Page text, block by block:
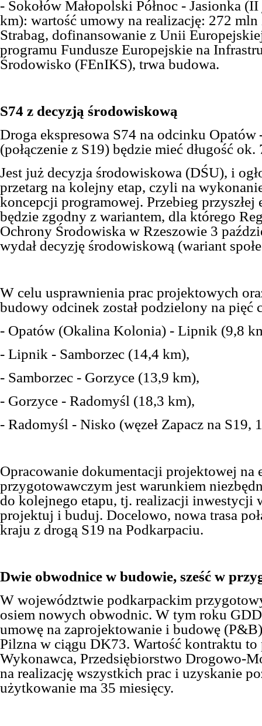
- Sokołów Małopolski Północ - Jasionka
km): wartość umowy na realizację: 272 mln
Strabag, dofinansowanie z Unii
programu Fundusze Europejskie na
Środowisko (FEnIKS), trwa budowa.
S74 z decyzją środowiskową
Droga ekspresowa S74 na odcinku Opatów
(połączenie z S19) będzie mieć długość ok.
Jest już decyzja środowiskowa (DŚU), i
przetarg na kolejny etap, czyli na
koncepcji programowej. Przebieg przyszłej
będzie zgodny z wariantem, dla którego
Ochrony Środowiska w Rzeszowie 3
wydał decyzję środowiskową (wariant
W celu usprawnienia prac projektowych
budowy odcinek został podzielony na pięć
- Opatów (Okalina Kolonia) - Lipnik (9,8
- Lipnik - Samborzec (14,4 km),
- Samborzec - Gorzyce (13,9 km),
- Gorzyce - Radomyśl (18,3 km),
- Radomyśl - Nisko (węzeł Zapacz na S19,
Opracowanie dokumentacji projektowej na
przygotowawczym jest warunkiem
do kolejnego etapu, tj. realizacji inwestycji
projektuj i buduj. Docelowo, nowa trasa
kraju z drogą S19 na Podkarpaciu.
Dwie obwodnice w budowie, sześć w
W województwie podkarpackim przygotow
osiem nowych obwodnic. W tym roku
umowę na zaprojektowanie i budowę
Pilzna w ciągu DK73. Wartość kontraktu to
Wykonawca, Przedsiębiorstwo Drogowo-
na realizację wszystkich prac i uzyskanie
użytkowanie ma 35 miesięcy.